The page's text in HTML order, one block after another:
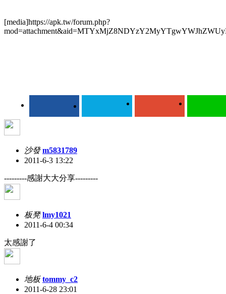
[media]https://apk.tw/forum.php?
沙發 m5831789
2011-6-3 13:22
---------感謝大大分享---------
板凳 lmy1021
2011-6-4 00:34
太感謝了
地板 tommy_c2
2011-6-28 23:01